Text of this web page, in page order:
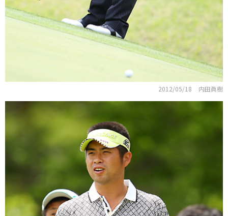
2012/05/18 内田眞樹